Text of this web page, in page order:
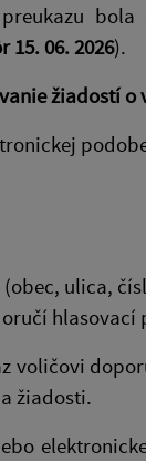
15. 06. 2026).
žiadostí
ulica,
hlasovací
voličovi
žiadosti.